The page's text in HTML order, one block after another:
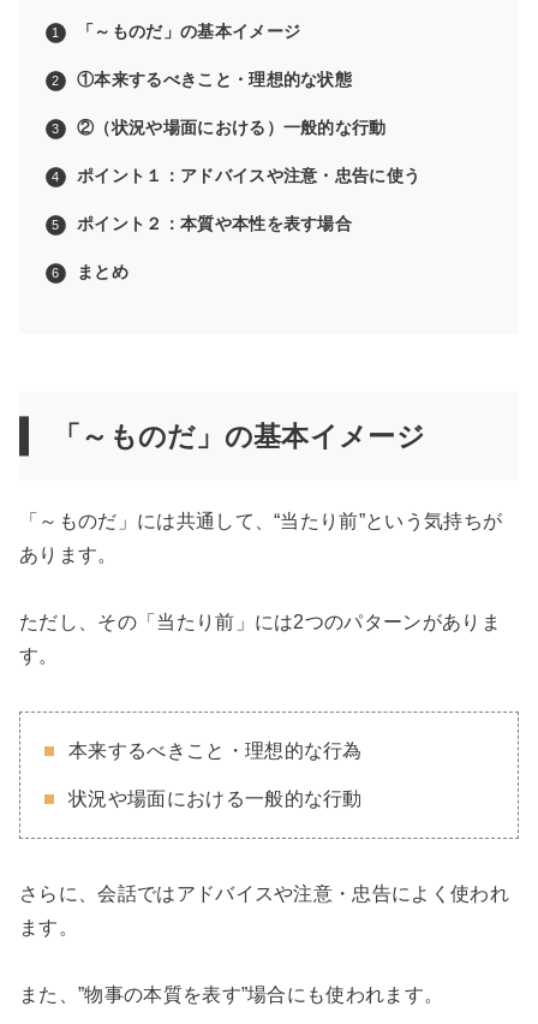
「～ものだ」の基本イメージ
①本来するべきこと・理想的な状態
②（状況や場面における）一般的な行動
ポイント１：アドバイスや注意・忠告に使う
ポイント２：本質や本性を表す場合
まとめ
「～ものだ」の基本イメージ
「～ものだ」には共通して、“当たり前”という気持ちが
あります。
ただし、その「当たり前」には2つのパターンがありま
す。
本来するべきこと・理想的な行為
状況や場面における一般的な行動
さらに、会話ではアドバイスや注意・忠告によく使われ
ます。
また、”物事の本質を表す”場合にも使われます。